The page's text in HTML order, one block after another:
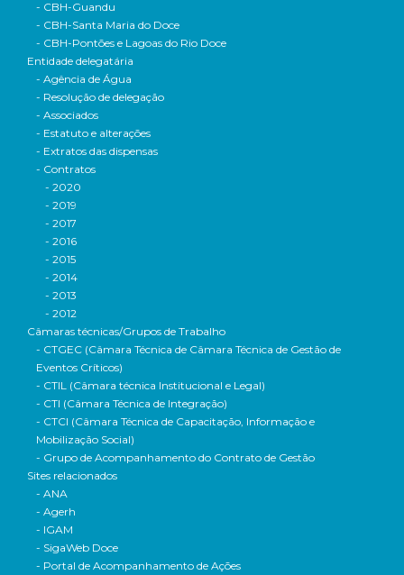
- CBH-Guandu
- CBH-Santa Maria do Doce
- CBH-Pontões e Lagoas do Rio Doce
Entidade delegatária
- Agência de Água
- Resolução de delegação
- Associados
- Estatuto e alterações
- Extratos das dispensas
- Contratos
- 2020
- 2019
- 2017
- 2016
- 2015
- 2014
- 2013
- 2012
Câmaras técnicas/Grupos de Trabalho
- CTGEC (Câmara Técnica de Câmara Técnica de Gestão de
Eventos Críticos)
- CTIL (Câmara técnica Institucional e Legal)
- CTI (Câmara Técnica de Integração)
- CTCI (Câmara Técnica de Capacitação, Informação e
Mobilização Social)
- Grupo de Acompanhamento do Contrato de Gestão
Sites relacionados
- ANA
- Agerh
- IGAM
- SigaWeb Doce
- Portal de Acompanhamento de Ações